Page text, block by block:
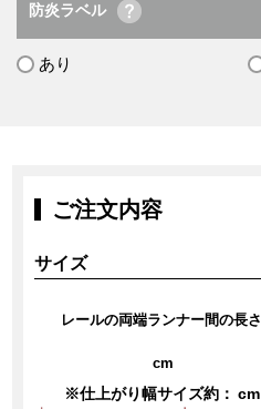
防炎ラベル
あり
ご注文内容
サイズ
レールの両端ランナー間の長さ
cm
※仕上がり幅サイズ約： cm